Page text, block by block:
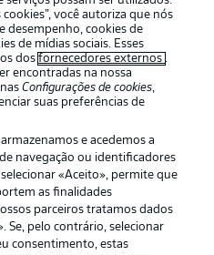
meant to be
você autoriza que nós
desempenho, cookies de
de mídias sociais. Esses
dosfornecedores externos .
encontradas na nossa
Configurações de cookies,
suas preferências de
e acedemos a
navegação ou identificadores
«Aceito», permite que
as finalidades
parceiros tratamos dados
Se, pelo contrário, selecionar
consentimento, estas